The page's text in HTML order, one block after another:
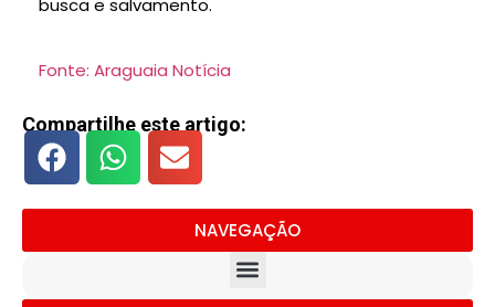
busca e salvamento.
Fonte: Araguaia Notícia
Compartilhe este artigo:
NAVEGAÇÃO